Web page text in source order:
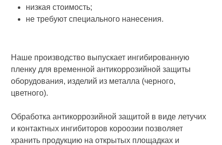
низкая стоимость;
не требуют специального нанесения.
Наше производство выпускает ингибированную
пленку для временной антикоррозийной защиты
оборудования, изделий из металла (черного,
цветного).
Обработка антикоррозийной защитой в виде летучих
и контактных ингибиторов короозии позволяет
хранить продукцию на открытых площадках и